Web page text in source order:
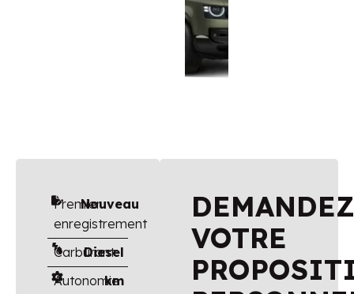
Premier
enregistrement
Nouveau
Carburant
Diesel
Autonomie
km
DEMANDEZ
VOTRE